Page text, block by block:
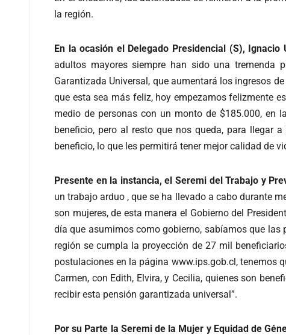
la región.
En la ocasión el Delegado Presidencial (S), Ignacio
adultos mayores siempre han sido una tremenda
Garantizada Universal, que aumentará los ingresos
que esta sea más feliz, hoy empezamos felizmente
medio de personas con un monto de $185.000, en
beneficio, pero al resto que nos queda, para llegar
beneficio, lo que les permitirá tener mejor calidad de
Presente en la instancia, el Seremi del Trabajo y
un trabajo arduo , que se ha llevado a cabo durante
son mujeres, de esta manera el Gobierno del
día que asumimos como gobierno, sabíamos que las
región se cumpla la proyección de 27 mil
postulaciones en la página www.ips.gob.cl, tenemos
Carmen, con Edith, Elvira, y Cecilia, quienes son
recibir esta pensión garantizada universal”.
Por su Parte la Seremi de la Mujer y Equidad de